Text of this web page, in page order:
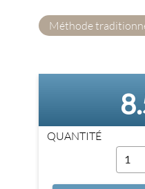
Méthode
QUANTITÉ